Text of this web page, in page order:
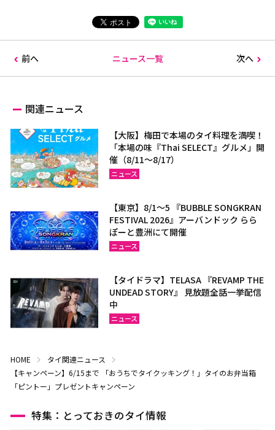
前へ ニュース一覧 次へ
関連ニュース
【大阪】梅田で本場のタイ料理を満喫！
「本場の味『Thai SELECT』グルメ」開
催（8/11～8/17）
ニュース
【東京】8/1～5 『BUBBLE SONGKRAN
FESTIVAL 2026』アーバンドック らら
ぽーと豊洲にて開催
ニュース
【タイドラマ】TELASA 『REVAMP THE
UNDEAD STORY』 見放題全話一挙配信
中
ニュース
HOME
タイ関連ニュース
【キャンペーン】6/15まで 「おうちでタイクッキング！」タイのお弁当箱
「ピントー」プレゼントキャンペーン
特集：とっておきのタイ情報